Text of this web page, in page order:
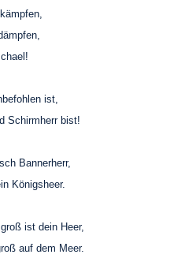
ist,
Schirmherr bist!
Bannerherr,
Königsheer.
ist dein Heer,
auf dem Meer.